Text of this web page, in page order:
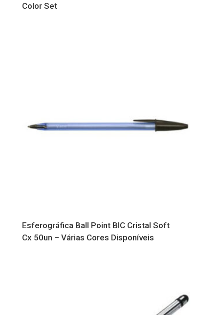
Color Set
Esferográfica Ball Point BIC Cristal Soft
Cx 50un – Várias Cores Disponíveis